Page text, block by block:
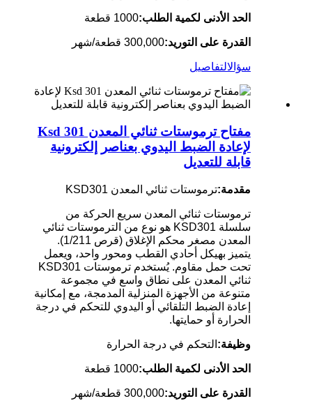
الحد الأدنى لكمية الطلب:1000 قطعة
القدرة على التوريد:300,000 قطعة/شهر
سؤالالتفاصيل
مفتاح ترموستات ثنائي المعدن Ksd 301
لإعادة الضبط اليدوي بعناصر إلكترونية
قابلة للتعديل
مقدمة:ترموستات ثنائي المعدن KSD301
ترموستات ثنائي المعدن سريع الحركة من
سلسلة KSD301 هو نوع من الترموستات ثنائي
المعدن مصغر محكم الإغلاق (قرص 1/211).
يتميز بهيكل أحادي القطب ومحور واحد، ويعمل
تحت حمل مقاوم. يُستخدم ترموستات KSD301
ثنائي المعدن على نطاق واسع في مجموعة
متنوعة من الأجهزة المنزلية المدمجة، مع إمكانية
إعادة الضبط التلقائي أو اليدوي للتحكم في درجة
الحرارة أو حمايتها.
وظيفة: التحكم في درجة الحرارة
الحد الأدنى لكمية الطلب:1000 قطعة
القدرة على التوريد:300,000 قطعة/شهر